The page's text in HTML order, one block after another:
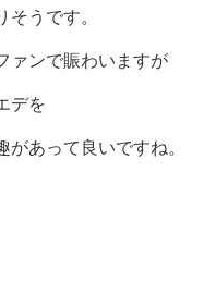
うです。
ァンで賑わいますが
デを
あって良いですね。